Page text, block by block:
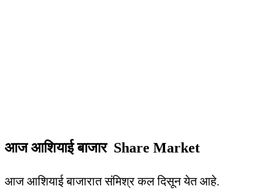
आज आशियाई बाजार Share Market
आज आशियाई बाजारात संमिश्र कल दिसून येत आहे.